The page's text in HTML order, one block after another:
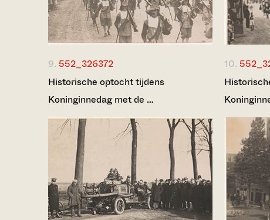
9. 552_326372
Historische optocht tijdens
Koninginnedag met de …
10.